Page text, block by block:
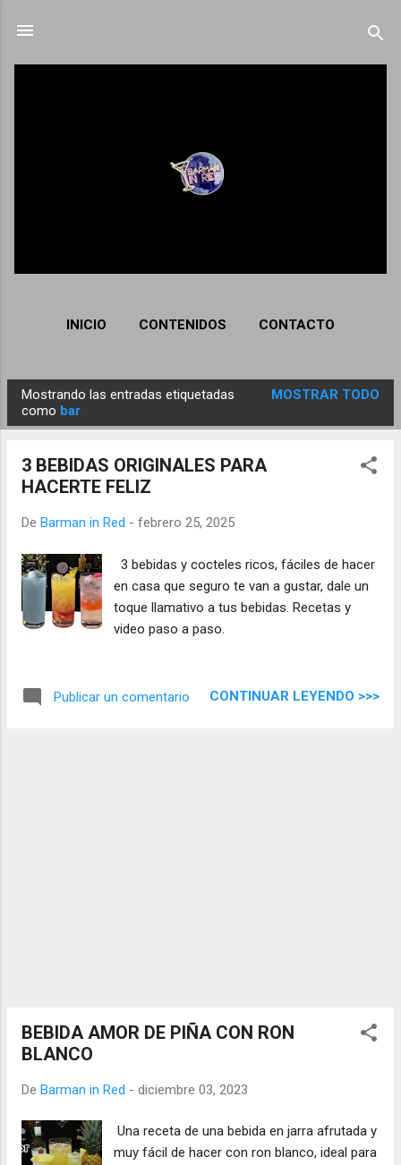
INICIO CONTENIDOS CONTACTO
n
Mostrando las entradas etiquetadas
como bar
MOSTRAR TODO
3 BEBIDAS ORIGINALES PARA
HACERTE FELIZ
De Barman in Red - febrero 25, 2025
3 bebidas y cocteles ricos, fáciles de hacer
en casa que seguro te van a gustar, dale un
toque llamativo a tus bebidas. Recetas y
video paso a paso.
Publicar un comentario CONTINUAR LEYENDO >>>
BEBIDA AMOR DE PIÑA CON RON
BLANCO
De Barman in Red - diciembre 03, 2023
Una receta de una bebida en jarra afrutada y
muy fácil de hacer con ron blanco, ideal para